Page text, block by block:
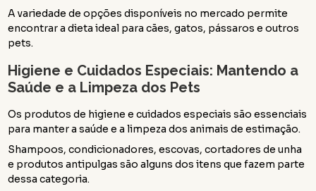
A variedade de opções disponíveis no mercado permite
encontrar a dieta ideal para cães, gatos, pássaros e outros
pets.
Higiene e Cuidados Especiais: Mantendo a
Saúde e a Limpeza dos Pets
Os produtos de higiene e cuidados especiais são essenciais
para manter a saúde e a limpeza dos animais de estimação.
Shampoos, condicionadores, escovas, cortadores de unha
e produtos antipulgas são alguns dos itens que fazem parte
dessa categoria.